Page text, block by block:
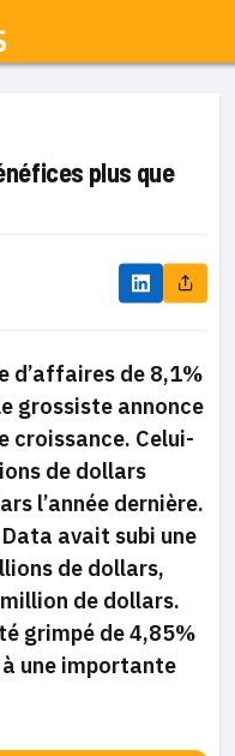
plus que
d’affaires de 8,1%
grossiste annonce
croissance. Celui-
de dollars
l’année dernière.
avait subi une
de dollars,
de dollars.
grimpé de 4,85%
une importante